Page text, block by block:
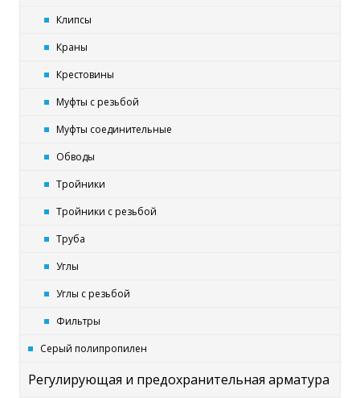
Клипсы
Краны
Крестовины
Муфты с резьбой
Муфты соединительные
Обводы
Тройники
Тройники с резьбой
Труба
Углы
Углы с резьбой
Фильтры
Серый полипропилен
Регулирующая и предохранительная арматура